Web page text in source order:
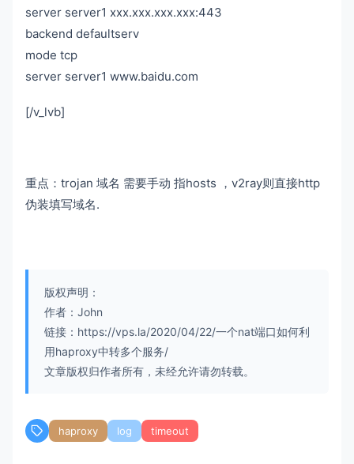
server server1 xxx.xxx.xxx.xxx:443
backend defaultserv
mode tcp
server server1 www.baidu.com
[/v_lvb]
重点：trojan 域名 需要手动 指hosts ，v2ray则直接http
伪装填写域名.
版权声明：
作者：John
链接：https://vps.la/2020/04/22/一个nat端口如何利
用haproxy中转多个服务/
文章版权归作者所有，未经允许请勿转载。
haproxy log timeout